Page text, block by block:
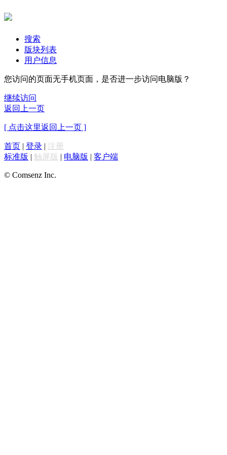
搜索
版块列表
用户信息
您访问的页面无手机页面，是否进一步访问电脑版？
继续访问
返回上一页
[ 点击这里返回上一页 ]
首页 | 登录 | 注册
标准版 | 触屏版 | 电脑版 | 客户端
© Comsenz Inc.